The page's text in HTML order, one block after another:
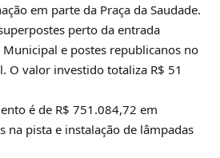
em parte da Praça da Saudade.
perto da entrada
e postes republicanos no
O valor investido totaliza R$ 51
é de R$ 751.084,72 em
na pista e instalação de lâmpadas